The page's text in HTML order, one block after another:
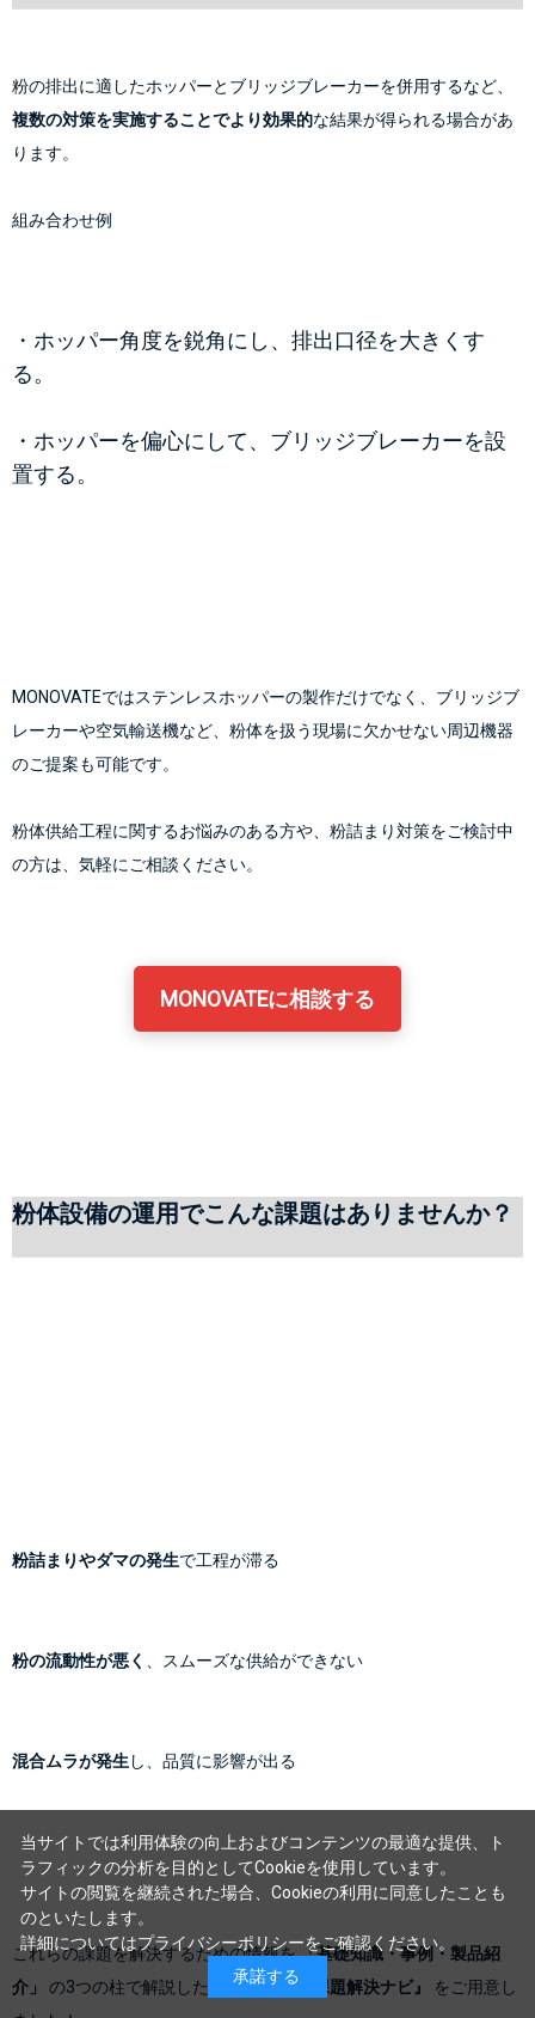
粉の排出に適したホッパーとブリッジブレーカーを併用するなど、
複数の対策を実施することでより効果的な結果が得られる場合があ
ります。
組み合わせ例
・ホッパー角度を鋭角にし、排出口径を大きくす
る。
・ホッパーを偏心にして、ブリッジブレーカーを設
置する。
MONOVATEではステンレスホッパーの製作だけでなく、ブリッジブ
レーカーや空気輸送機など、粉体を扱う現場に欠かせない周辺機器
のご提案も可能です。
粉体供給工程に関するお悩みのある方や、粉詰まり対策をご検討中
の方は、気軽にご相談ください。
MONOVATEに相談する
粉体設備の運用でこんな課題はありませんか？
粉詰まりやダマの発生で工程が滞る
粉の流動性が悪く 、スムーズな供給ができない
混合ムラが発生 し、品質に影響が出る
これらの課題を解決するための情報を 「基礎知識・事例・製品紹
介」
の3つの柱で解説した 『粉体設備の課題解決ナビ』
をご用意し
当サイトでは利用体験の向上およびコンテンツの最適な提供、ト
ラフィックの分析を目的としてCookieを使用しています。
サイトの閲覧を継続された場合、Cookieの利用に同意したことも
のといたします。
詳細についてはプライバシーポリシーをご確認ください。
承諾する